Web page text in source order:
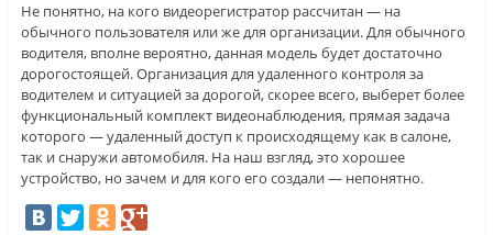
Не понятно, на кого видеорегистратор рассчитан — на
обычного пользователя или же для организации. Для обычного
водителя, вполне вероятно, данная модель будет достаточно
дорогостоящей. Организация для удаленного контроля за
водителем и ситуацией за дорогой, скорее всего, выберет более
функциональный комплект видеонаблюдения, прямая задача
которого — удаленный доступ к происходящему как в салоне,
так и снаружи автомобиля. На наш взгляд, это хорошее
устройство, но зачем и для кого его создали — непонятно.